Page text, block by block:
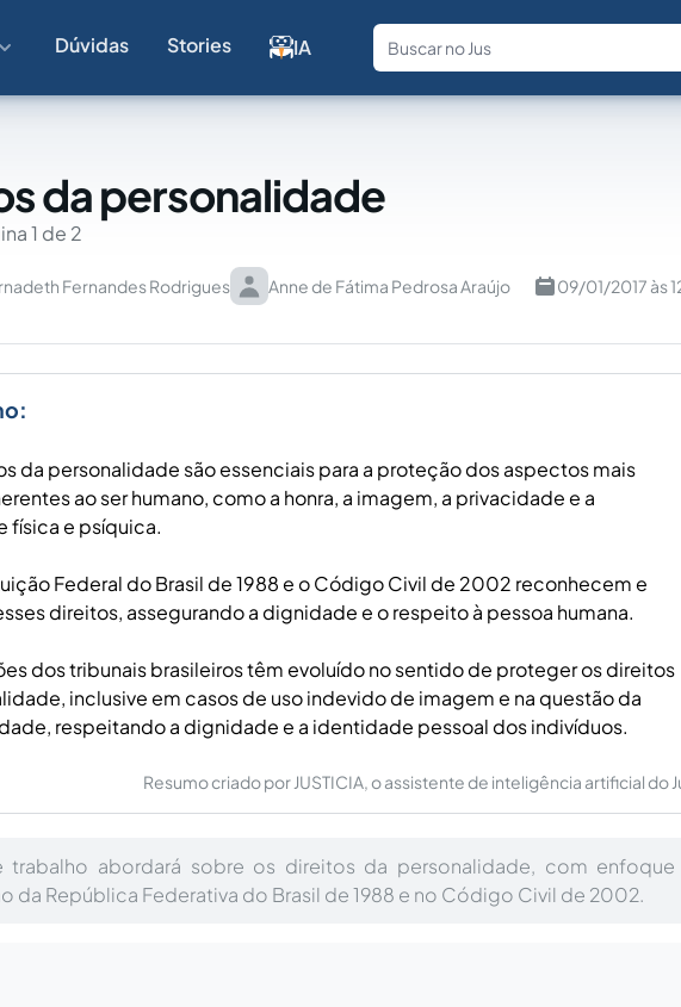
Dúvidas Stories IA
Fale com a IA
da personalidade
1 de 2
Fernandes Rodrigues Anne de Fátima Pedrosa Araújo 09/01/2017 às
da personalidade são essenciais para a proteção dos aspectos mais
ao ser humano, como a honra, a imagem, a privacidade e a
física e psíquica.
Federal do Brasil de 1988 e o Código Civil de 2002 reconhecem e
direitos, assegurando a dignidade e o respeito à pessoa humana.
dos tribunais brasileiros têm evoluído no sentido de proteger os direitos
inclusive em casos de uso indevido de imagem e na questão da
respeitando a dignidade e a identidade pessoal dos indivíduos.
Resumo criado por JUSTICIA, o assistente de inteligência artificial do
trabalho abordará sobre os direitos da personalidade, com enfoque
da República Federativa do Brasil de 1988 e no Código Civil de 2002.